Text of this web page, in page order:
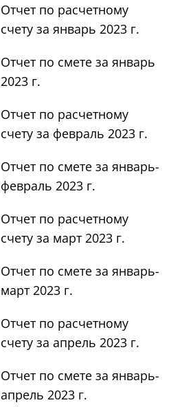
Отчет по расчетному
счету за январь 2023 г.
Отчет по смете за январь
2023 г.
Отчет по расчетному
счету за февраль 2023 г.
Отчет по смете за январь-
февраль 2023 г.
Отчет по расчетному
счету за март 2023 г.
Отчет по смете за январь-
март 2023 г.
Отчет по расчетному
счету за апрель 2023 г.
Отчет по смете за январь-
апрель 2023 г.